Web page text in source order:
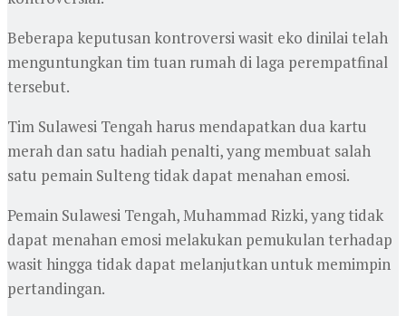
Beberapa keputusan kontroversi wasit eko dinilai telah
menguntungkan tim tuan rumah di laga perempatfinal
tersebut.
Tim Sulawesi Tengah harus mendapatkan dua kartu
merah dan satu hadiah penalti, yang membuat salah
satu pemain Sulteng tidak dapat menahan emosi.
Pemain Sulawesi Tengah, Muhammad Rizki, yang tidak
dapat menahan emosi melakukan pemukulan terhadap
wasit hingga tidak dapat melanjutkan untuk memimpin
pertandingan.